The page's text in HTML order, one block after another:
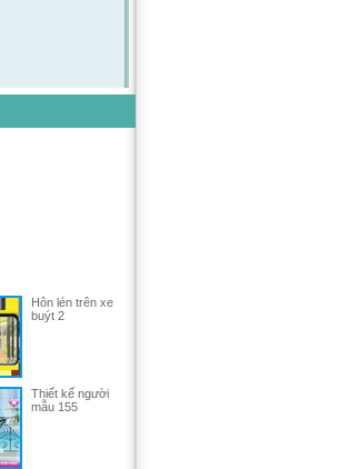
Hôn lén trên xe
buýt 2
Thiết kế người
mẫu 155